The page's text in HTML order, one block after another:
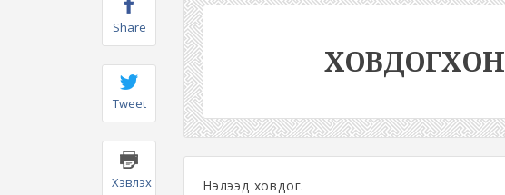
Share
Tweet
Хэвлэх
ХОВДОГХОН
Нэлээд ховдог.